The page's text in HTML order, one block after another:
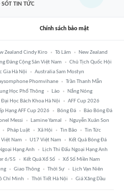
TIN TỨC
Chính sách bảo mật
Zealand Cindy Kiro Tô Lâm
New Zealand
Đảng Cộng Sản Việt Nam
Chủ Tịch Quốc Hội
Gia Hà Nội
Australia Sam Mostyn
Phomvihane
Trần Thanh Mẫn
Học Phổ Thông Lào
Nắng Nóng
Đại Học Bách Khoa Hà Nội
AFF Cup 2026
Hạng AFF Cup 2026 Bóng Đá
Báo Bóng Đá
Messi Lamine Yamal
Nguyễn Xuân Son
Pháp Luật Xã Hội Tin Bão
Tin Tức
Nam U17 Việt Nam
Kết Quả Bóng Đá
Hạng Anh
Lịch Thi Đấu Ngoại Hạng Anh
6/55 Kết Quả Xổ Số
Xổ Số Miền Nam
Giao Thông Thời Sự
Lịch Vạn Niên
Chí Minh Thời Tiết Hà Nội Giá Xăng Dầu